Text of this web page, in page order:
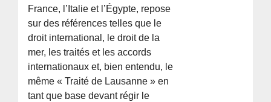
France, l’Italie et l’Égypte, repose
sur des références telles que le
droit international, le droit de la
mer, les traités et les accords
internationaux et, bien entendu, le
même « Traité de Lausanne » en
tant que base devant régir le